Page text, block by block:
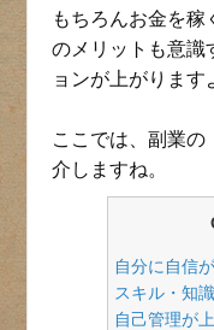
もちろんお金を
のメリットも意識
ョンが上がります
ここでは、副業の
介しますね。
自分に自信
スキル・知
自己管理が